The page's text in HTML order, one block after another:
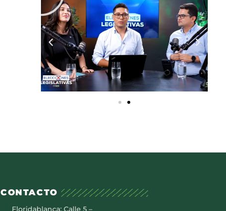
CONTACTO
Floridablanca: Calle 5 –